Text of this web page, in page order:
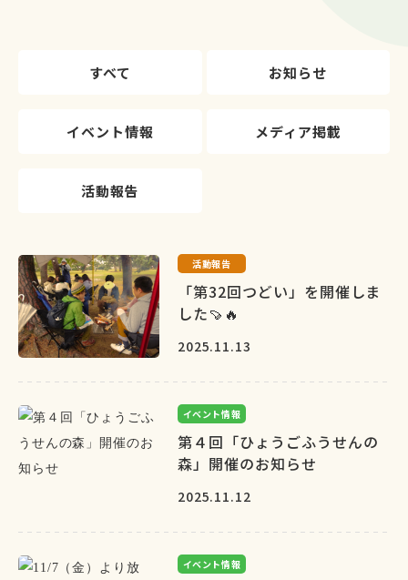
すべて お知らせ
イベント情報 メディア掲載
活動報告
活動報告
「第32回つどい」を開催しま
した🍠🔥
2025.11.13
イベント情報
第４回「ひょうごふうせんの
森」開催のお知らせ
2025.11.12
イベント情報